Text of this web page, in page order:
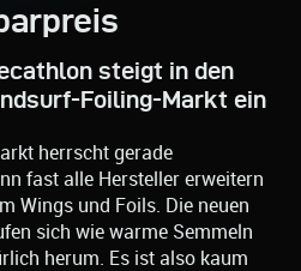
steigt in den
Foiling-Markt ein
herrscht gerade
fast alle Hersteller erweitern
Wings und Foils. Die neuen
sich wie warme Semmeln
herum. Es ist also kaum